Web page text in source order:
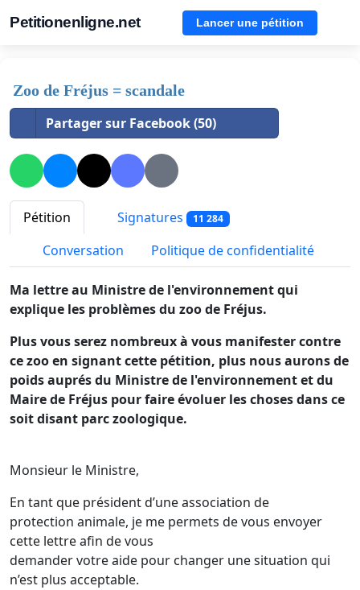
Petitionenligne.net Lancer une pétition
Zoo de Fréjus = scandale
Partager sur Facebook (50)
Pétition Signatures 11 284
Conversation Politique de confidentialité
Ma lettre au Ministre de l'environnement qui
explique les problèmes du zoo de Fréjus.
Plus vous serez nombreux à vous manifester contre
ce zoo en signant cette pétition, plus nous aurons de
poids auprés du Ministre de l'environnement et du
Maire de Fréjus pour faire évoluer les choses dans ce
soit disant parc zoologique.
Monsieur le Ministre,
En tant que président d’une association de
protection animale, je me permets de vous envoyer
cette lettre afin de vous
demander votre aide pour changer une situation qui
n’est plus acceptable.